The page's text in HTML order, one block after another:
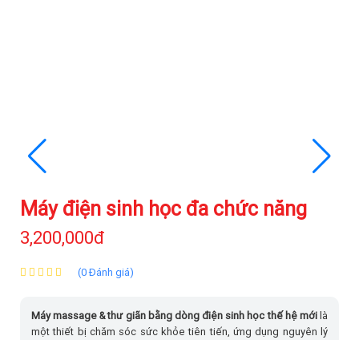
Máy điện sinh học đa chức năng
3,200,000đ
(0 Đánh giá)
Máy massage & thư giãn bằng dòng điện sinh học thế hệ mớilà
một thiết bị chăm sóc sức khỏe tiên tiến, ứng dụng nguyên lý